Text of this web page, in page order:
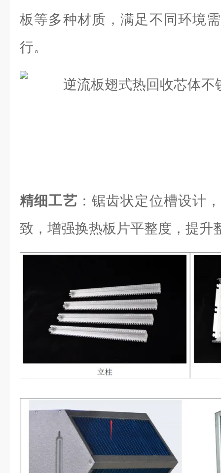
板等多种材质，满足不同环境
行。
精细工艺 ：锯齿状定位槽设计
致，增强换热板片平整度，提升